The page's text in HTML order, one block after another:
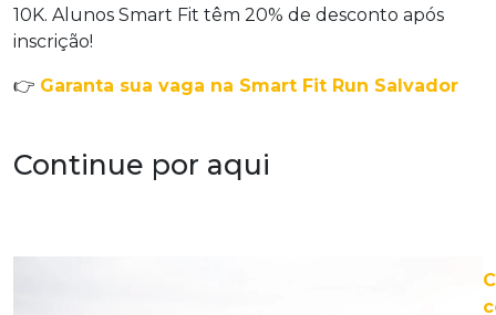
10K. Alunos Smart Fit têm 20% de desconto após
inscrição!
👉 Garanta sua vaga na Smart Fit Run Salvador
Continue por aqui